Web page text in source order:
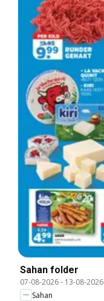
Sahan folder
07-08-2026- 13-08-2026
Sahan